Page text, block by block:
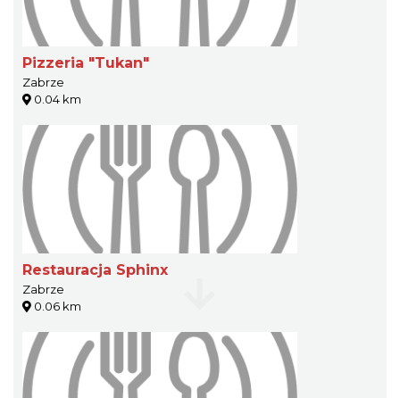
Pizzeria "Tukan"
Zabrze
0.04 km
Restauracja Sphinx
Zabrze
0.06 km